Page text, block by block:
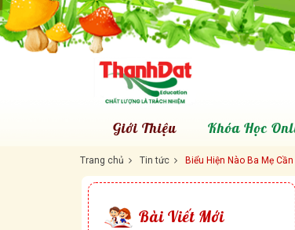
Giới Thiệu Khóa Học
Trang chủ Tin tức Biểu Hiện Nào Ba Mẹ
Bài Viết Mới